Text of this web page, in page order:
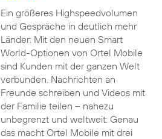
Ein größeres Highspeedvolumen
und Gespräche in deutlich mehr
Länder: Mit den neuen Smart
World-Optionen von Ortel Mobile
sind Kunden mit der ganzen Welt
verbunden. Nachrichten an
Freunde schreiben und Videos mit
der Familie teilen – nahezu
unbegrenzt und weltweit: Genau
das macht Ortel Mobile mit drei